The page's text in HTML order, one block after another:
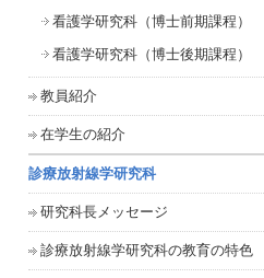
看護学研究科（博士前期課程）
看護学研究科（博士後期課程）
教員紹介
在学生の紹介
診療放射線学研究科
研究科長メッセージ
診療放射線学研究科の教育の特色